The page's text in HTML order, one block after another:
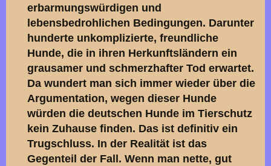
erbarmungswürdigen und
lebensbedrohlichen Bedingungen. Darunter
hunderte unkomplizierte, freundliche
Hunde, die in ihren Herkunftsländern ein
grausamer und schmerzhafter Tod erwartet.
Da wundert man sich immer wieder über die
Argumentation, wegen dieser Hunde
würden die deutschen Hunde im Tierschutz
kein Zuhause finden. Das ist definitiv ein
Trugschluss. In der Realität ist das
Gegenteil der Fall. Wenn man nette, gut